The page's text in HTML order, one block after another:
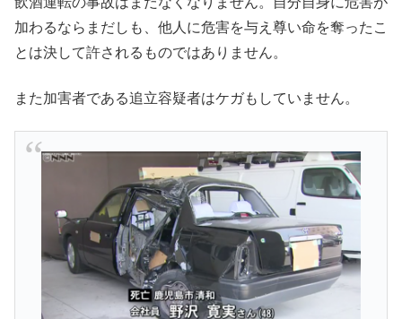
加わるならまだしも、他人に危害を与え尊い命を奪ったこ
とは決して許されるものではありません。
また加害者である追立容疑者はケガもしていません。